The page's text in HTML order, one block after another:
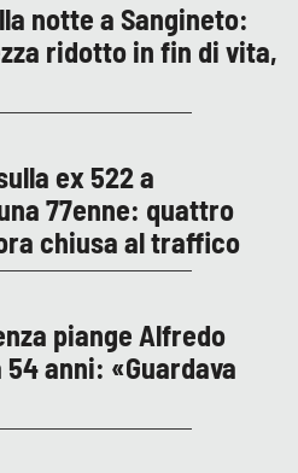
notte a Sangineto:
ridotto in fin di vita,
ex 522 a
77enne: quattro
chiusa al traffico
piange Alfredo
anni: «Guardava